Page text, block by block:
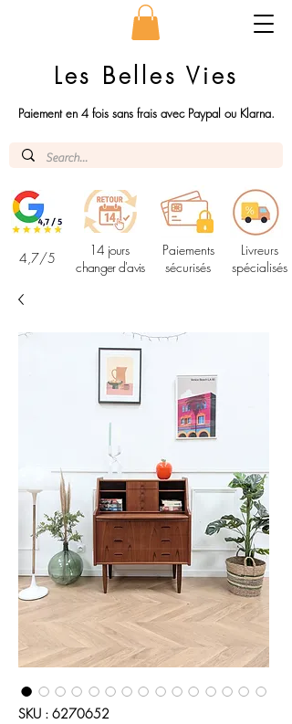
Les Belles Vies
Paiement en 4 fois sans frais avec Paypal ou Klarna.
4,7/5
14 jours
changer d'avis
Paiements
sécurisés
Livreurs
spécialisés
SKU : 6270652